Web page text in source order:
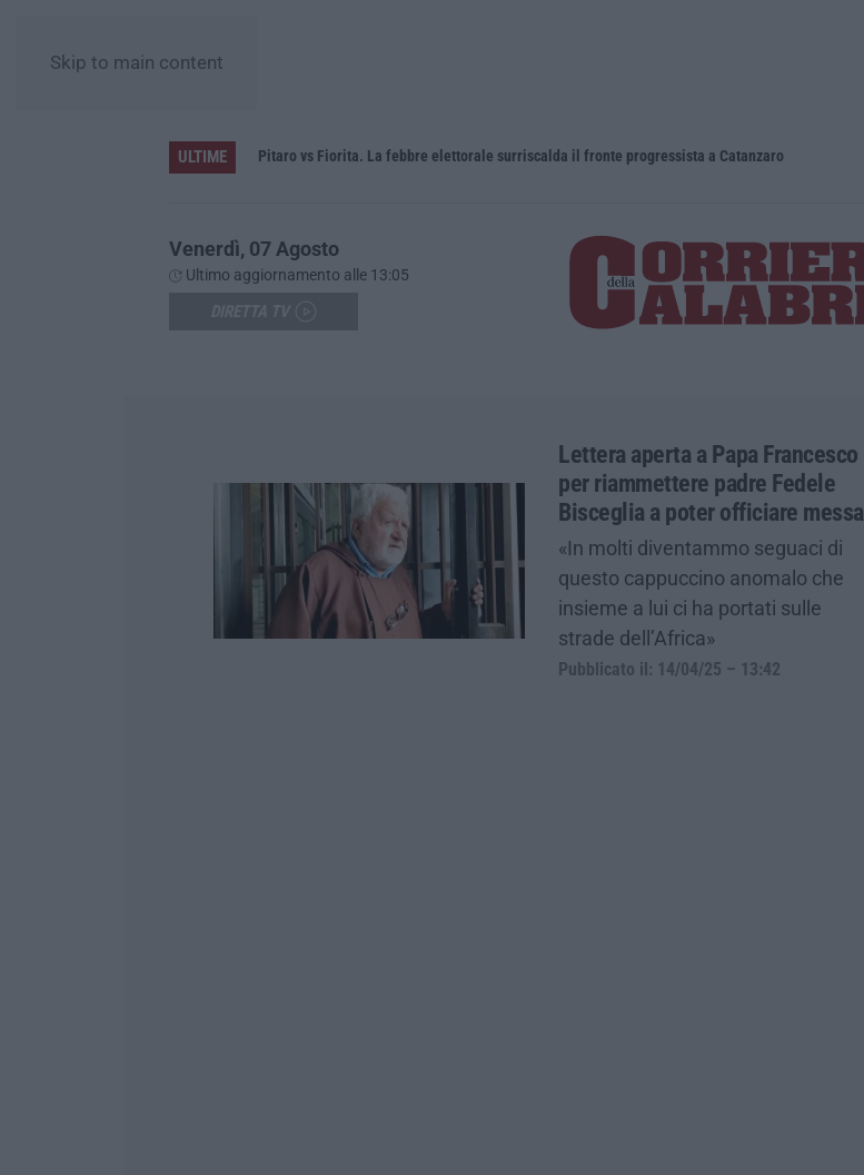
Skip to main content
ULTIME Pitaro vs Fiorita. La febbre elettorale surriscalda il fronte progressista a Catanzaro
Venerdì, 07 Agosto
Ultimo aggiornamento alle 13:05
Lettera aperta a Papa Francesco
per riammettere padre Fedele
Bisceglia a poter officiare messa
«In molti diventammo seguaci di
questo cappuccino anomalo che
insieme a lui ci ha portati sulle
strade dell’Africa»
Pubblicato il: 14/04/25 – 13:42